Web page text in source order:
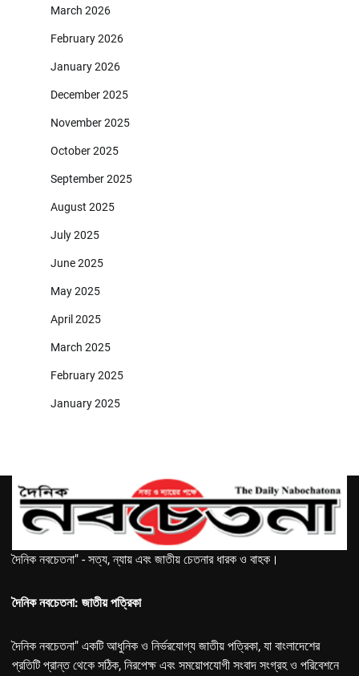
March 2026
February 2026
January 2026
December 2025
November 2025
October 2025
September 2025
August 2025
July 2025
June 2025
May 2025
April 2025
March 2025
February 2025
January 2025
দৈনিক নবচেতনা" - সত্য, ন্যায় এবং জাতীয় চেতনার ধারক ও বাহক।
দৈনিক নবচেতনা: জাতীয় পত্রিকা
দৈনিক নবচেতনা" একটি আধুনিক ও নির্ভরযোগ্য জাতীয় পত্রিকা, যা বাংলাদেশের
প্রতিটি প্রান্ত থেকে সঠিক, নিরপেক্ষ এবং সময়োপযোগী সংবাদ সংগ্রহ ও পরিবেশনে